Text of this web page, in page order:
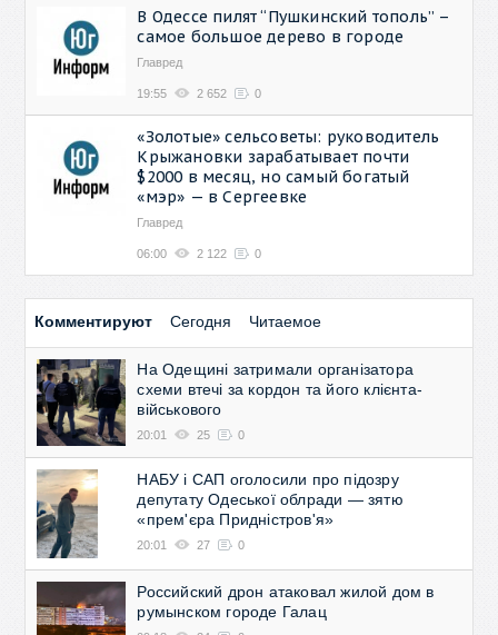
В Одессе пилят “Пушкинский тополь” –
самое большое дерево в городе
Главред
19:55 2 652 0
«Золотые» сельсоветы: руководитель
Крыжановки зарабатывает почти
$2000 в месяц, но самый богатый
«мэр» — в Сергеевке
Главред
06:00 2 122 0
Комментируют Сегодня Читаемое
На Одещині затримали організатора
схеми втечі за кордон та його клієнта-
військового
20:01 25 0
НАБУ і САП оголосили про підозру
депутату Одеської облради — зятю
«прем'єра Придністров'я»
20:01 27 0
Российский дрон атаковал жилой дом в
румынском городе Галац